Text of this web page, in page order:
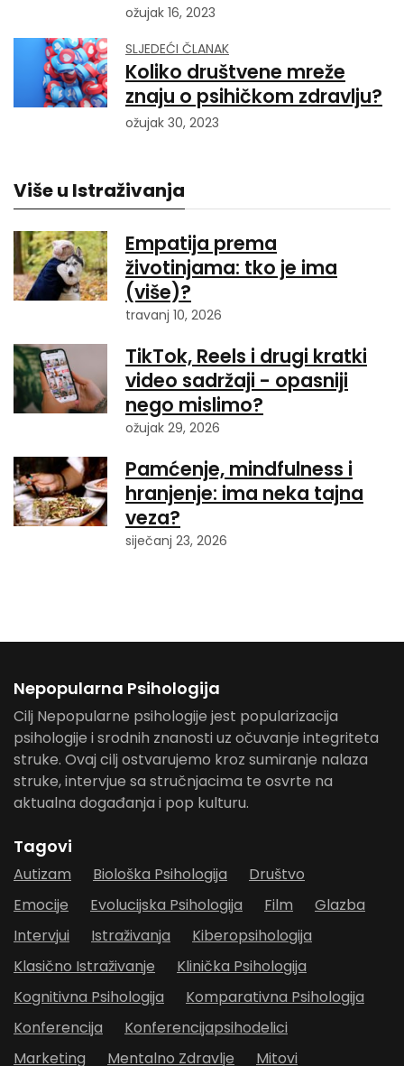
ožujak 16, 2023
SLJEDEĆI ČLANAK
Koliko društvene mreže
znaju o psihičkom zdravlju?
ožujak 30, 2023
Više u Istraživanja
Empatija prema
životinjama: tko je ima
(više)?
travanj 10, 2026
TikTok, Reels i drugi kratki
video sadržaji - opasniji
nego mislimo?
ožujak 29, 2026
Pamćenje, mindfulness i
hranjenje: ima neka tajna
veza?
siječanj 23, 2026
Nepopularna Psihologija
Cilj Nepopularne psihologije jest popularizacija
psihologije i srodnih znanosti uz očuvanje integriteta
struke. Ovaj cilj ostvarujemo kroz sumiranje nalaza
struke, intervjue sa stručnjacima te osvrte na
aktualna događanja i pop kulturu.
Tagovi
Autizam Biološka Psihologija
Društvo
Emocije
Evolucijska Psihologija Film
Glazba
Intervjui
Istraživanja
Kiberopsihologija
Klasično Istraživanje
Klinička Psihologija
Kognitivna Psihologija
Komparativna Psihologija
Konferencija
Konferencijapsihodelici
Marketing
Mentalno Zdravlje
Mitovi